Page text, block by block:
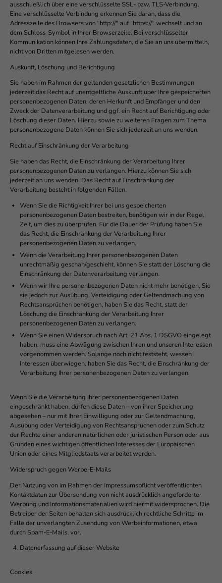
ausschließlich über eine verschlüsselte SSL- bzw. TLS-Verbindung.
Eine verschlüsselte Verbindung erkennen Sie daran, dass die
Adresszeile des Browsers von "http://" auf "https://" wechselt und an
dem Schloss-Symbol in Ihrer Browserzeile. Bei verschlüsselter
Kommunikation können Ihre Zahlungsdaten, die Sie an uns übermitteln,
nicht von Dritten mitgelesen werden.
Auskunft, Löschung und Berichtigung
Sie haben im Rahmen der geltenden gesetzlichen Bestimmungen
jederzeit das Recht auf unentgeltliche Auskunft über Ihre gespeicherten
personenbezogenen Daten, deren Herkunft und Empfänger und den
Zweck der Datenverarbeitung und ggf. ein Recht auf Berichtigung oder
Löschung dieser Daten. Hierzu sowie zu weiteren Fragen zum Thema
personenbezogene Daten können Sie sich jederzeit an uns wenden.
Recht auf Einschränkung der Verarbeitung
Sie haben das Recht, die Einschränkung der Verarbeitung Ihrer
personenbezogenen Daten zu verlangen. Hierzu können Sie sich
jederzeit an uns wenden. Das Recht auf Einschränkung der
Verarbeitung besteht in folgenden Fällen:
Wenn Sie die Richtigkeit Ihrer bei uns gespeicherten
personenbezogenen Daten bestreiten, benötigen wir in der Regel
Zeit, um dies zu überprüfen. Für die Dauer der Prüfung haben Sie
das Recht, die Einschränkung der Verarbeitung Ihrer
personenbezogenen Daten zu verlangen.
Wenn die Verarbeitung Ihrer personenbezogenen Daten
unrechtmäßig geschah/geschieht, können Sie statt der Löschung die
Einschränkung der Datenverarbeitung verlangen.
Wenn wir Ihre personenbezogenen Daten nicht mehr benötigen, Sie
sie jedoch zur Ausübung, Verteidigung oder Geltendmachung von
Rechtsansprüchen benötigen, haben Sie das Recht, statt der
Löschung die Einschränkung der Verarbeitung Ihrer
personenbezogenen Daten zu verlangen.
Wenn Sie einen Widerspruch nach Art. 21 Abs. 1 DSGVO eingelegt
haben, muss eine Abwägung zwischen Ihren und unseren Interessen
vorgenommen werden. Solange noch nicht feststeht, wessen
Interessen überwiegen, haben Sie das Recht, die Einschränkung der
Verarbeitung Ihrer personenbezogenen Daten zu verlangen.
Wenn Sie die Verarbeitung Ihrer personenbezogenen Daten
eingeschränkt haben, dürfen diese Daten – von ihrer Speicherung
abgesehen – nur mit Ihrer Einwilligung oder zur Geltendmachung,
Ausübung oder Verteidigung von Rechtsansprüchen oder zum Schutz
der Rechte einer anderen natürlichen oder juristischen Person oder aus
Gründen eines wichtigen öffentlichen Interesses der Europäischen
Union oder eines Mitgliedstaats verarbeitet werden.
Widerspruch gegen Werbe-E-Mails
Der Nutzung von im Rahmen der Impressumspflicht veröffentlichten
Kontaktdaten zur Übersendung von nicht ausdrücklich angeforderter
Werbung und Informationsmaterialien wird hiermit widersprochen. Die
Betreiber der Seiten behalten sich ausdrücklich rechtliche Schritte im
Falle der unverlangten Zusendung von Werbeinformationen, etwa
durch Spam-E-Mails, vor.
Datenerfassung auf dieser Website
Cookies